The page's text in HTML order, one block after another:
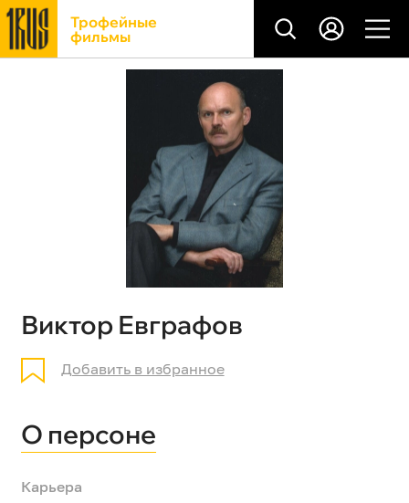
Трофейные
фильмы
Виктор Евграфов
Добавить в избранное
О персоне
Карьера